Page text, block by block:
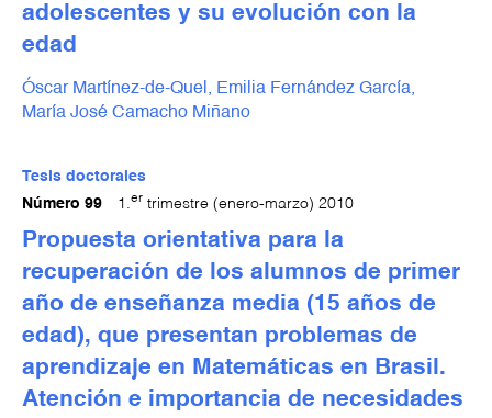
adolescentes y su evolución con la
edad
Óscar Martínez-de-Quel, Emilia Fernández García,
María José Camacho Miñano
Tesis doctorales
Número 99
1.er trimestre (enero-marzo) 2010
Propuesta orientativa para la
recuperación de los alumnos de primer
año de enseñanza media (15 años de
edad), que presentan problemas de
aprendizaje en Matemáticas en Brasil.
Atención e importancia de necesidades